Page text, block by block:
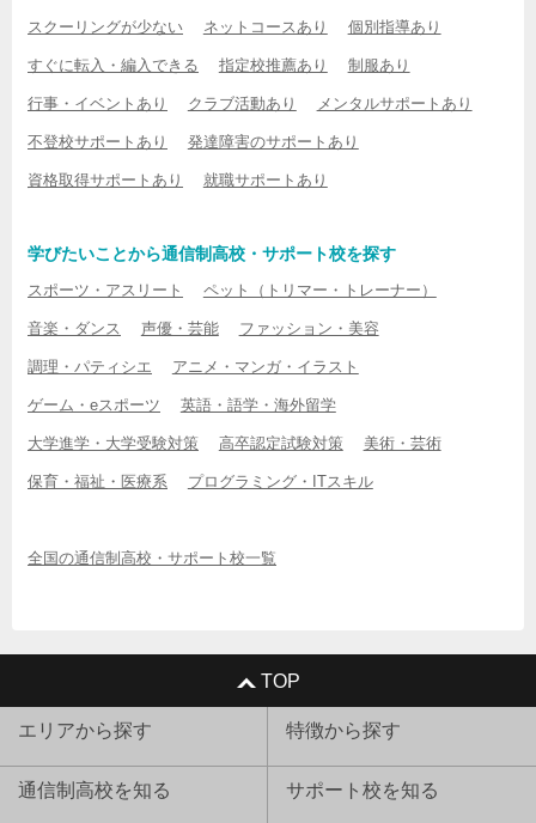
スクーリングが少ない ネットコースあり 個別指導あり
すぐに転入・編入できる 指定校推薦あり 制服あり
行事・イベントあり クラブ活動あり メンタルサポートあり
不登校サポートあり 発達障害のサポートあり
資格取得サポートあり 就職サポートあり
学びたいことから通信制高校・サポート校を探す
スポーツ・アスリート ペット（トリマー・トレーナー）
音楽・ダンス 声優・芸能 ファッション・美容
調理・パティシエ アニメ・マンガ・イラスト
ゲーム・eスポーツ 英語・語学・海外留学
大学進学・大学受験対策 高卒認定試験対策 美術・芸術
保育・福祉・医療系 プログラミング・ITスキル
全国の通信制高校・サポート校一覧
TOP
エリアから探す 特徴から探す
通信制高校を知る サポート校を知る